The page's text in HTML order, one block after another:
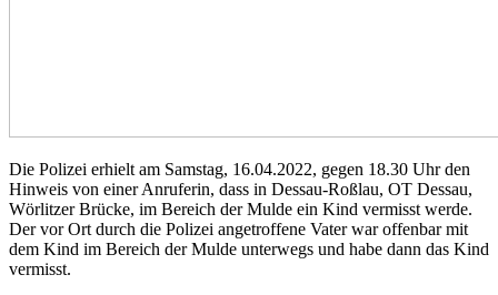
Die Polizei erhielt am Samstag, 16.04.2022, gegen 18.30 Uhr den
Hinweis von einer Anruferin, dass in Dessau-Roßlau, OT Dessau,
Wörlitzer Brücke, im Bereich der Mulde ein Kind vermisst werde.
Der vor Ort durch die Polizei angetroffene Vater war offenbar mit
dem Kind im Bereich der Mulde unterwegs und habe dann das Kind
vermisst.